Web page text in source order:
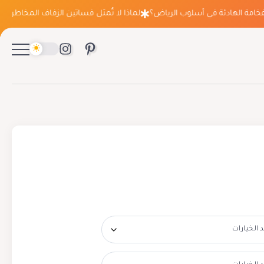
الهادئة في أسلوب الرياض؟ لماذا لا تُمثل فساتين الزفاف المخاطرة التي